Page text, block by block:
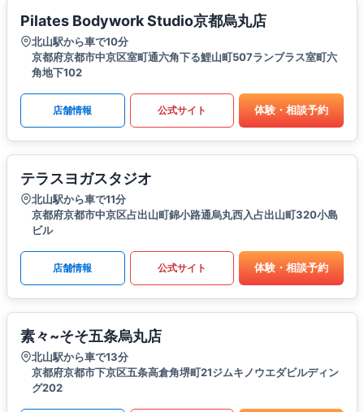
Pilates Bodywork Studio京都烏丸店
北山駅から車で10分
京都府京都市中京区室町通六角下る鯉山町507ランブラス室町六
角地下102
店舗情報 公式サイト 体験・相談予約
テラスヨガスタジオ
北山駅から車で11分
京都府京都市中京区占出山町錦小路通烏丸西入占出山町320小島
ビル
店舗情報 公式サイト 体験・相談予約
素々~そそ五条烏丸店
北山駅から車で13分
京都府京都市下京区五条高倉角堺町21ジムキノウエダビルディン
グ202